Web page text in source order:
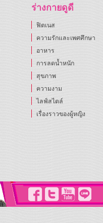
ร่างกายดูดี
ฟิตเนส
ความรักและเพศศึกษา
อาหาร
การลดน้ำหนัก
สุขภาพ
ความงาม
ไลฟ์สไตล์
เรื่องราวของผู้หญิง